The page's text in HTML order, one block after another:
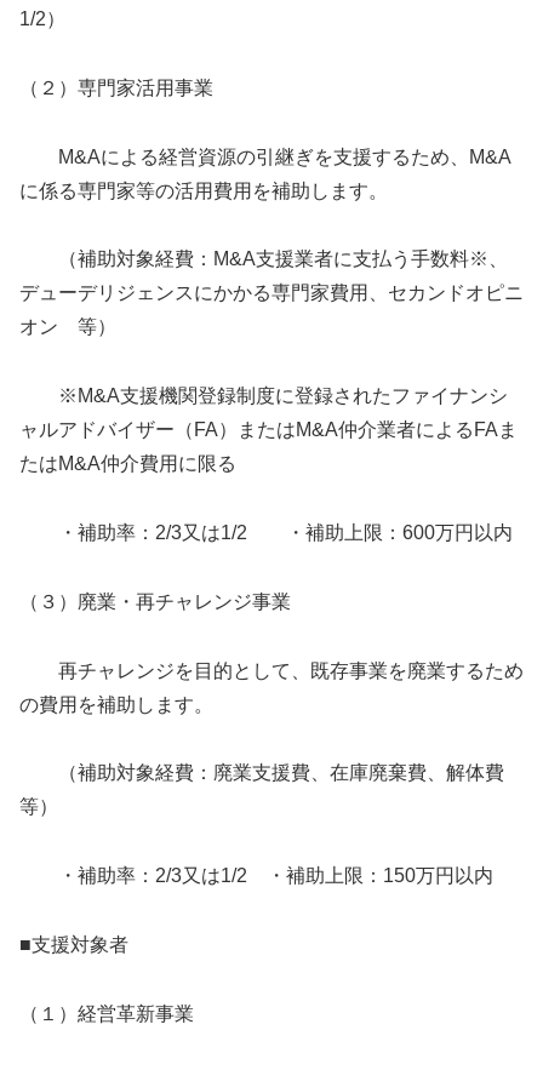
1/2）
（２）専門家活用事業
M&Aによる経営資源の引継ぎを支援するため、M&A
に係る専門家等の活用費用を補助します。
（補助対象経費：M&A支援業者に支払う手数料※、
デューデリジェンスにかかる専門家費用、セカンドオピニ
オン 等）
※M&A支援機関登録制度に登録されたファイナンシ
ャルアドバイザー（FA）またはM&A仲介業者によるFAま
たはM&A仲介費用に限る
・補助率：2/3又は1/2 ・補助上限：600万円以内
（３）廃業・再チャレンジ事業
再チャレンジを目的として、既存事業を廃業するため
の費用を補助します。
（補助対象経費：廃業支援費、在庫廃棄費、解体費
等）
・補助率：2/3又は1/2 ・補助上限：150万円以内
■支援対象者
（１）経営革新事業